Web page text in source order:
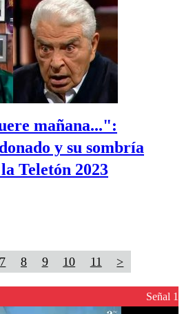
mañana...":
y su sombría
Teletón 2023
7 8 9 10 11 >
Señal 1